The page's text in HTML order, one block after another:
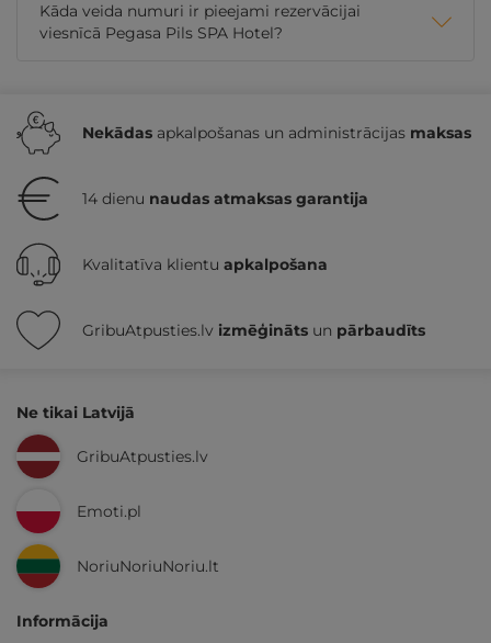
Kāda veida numuri ir pieejami rezervācijai
viesnīcā Pegasa Pils SPA Hotel?
Nekādas apkalpošanas un administrācijas maksas
14 dienu naudas atmaksas garantija
Kvalitatīva klientu apkalpošana
GribuAtpusties.lv izmēģināts un pārbaudīts
Ne tikai Latvijā
GribuAtpusties.lv
Emoti.pl
NoriuNoriuNoriu.lt
Informācija